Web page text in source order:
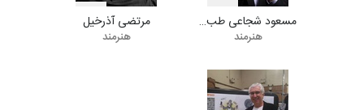
ششمین جشنوارۀ بین‌المللی
کارتون «لبخند دریا»…
مسعود شجاعی طب…
هنرمند
مرتضی آذرخیل
هنرمند